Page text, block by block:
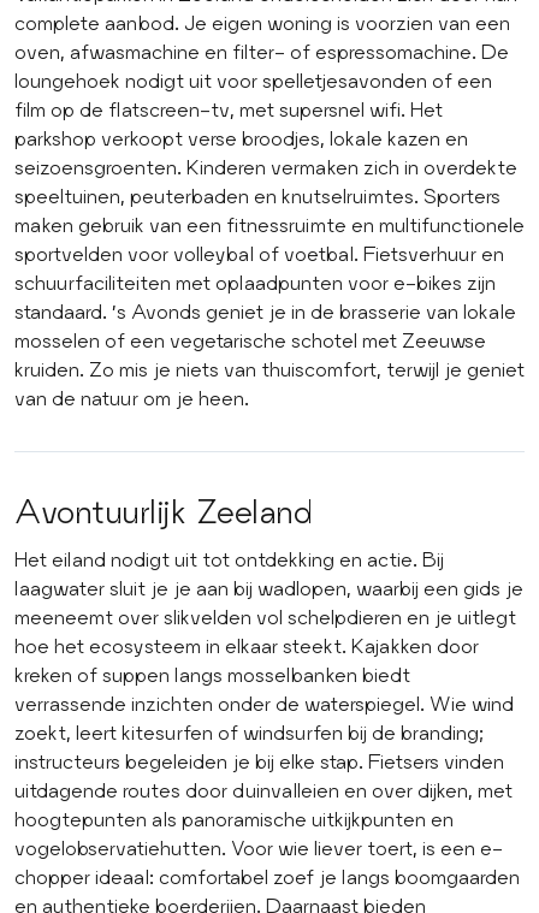
complete aanbod. Je eigen woning is voorzien van een
oven, afwasmachine en filter- of espressomachine. De
loungehoek nodigt uit voor spelletjesavonden of een
film op de flatscreen-tv, met supersnel wifi. Het
parkshop verkoopt verse broodjes, lokale kazen en
seizoensgroenten. Kinderen vermaken zich in overdekte
speeltuinen, peuterbaden en knutselruimtes. Sporters
maken gebruik van een fitnessruimte en multifunctionele
sportvelden voor volleybal of voetbal. Fietsverhuur en
schuurfaciliteiten met oplaadpunten voor e-bikes zijn
standaard. ’s Avonds geniet je in de brasserie van lokale
mosselen of een vegetarische schotel met Zeeuwse
kruiden. Zo mis je niets van thuiscomfort, terwijl je geniet
van de natuur om je heen.
Avontuurlijk Zeeland
Het eiland nodigt uit tot ontdekking en actie. Bij
laagwater sluit je je aan bij wadlopen, waarbij een gids je
meeneemt over slikvelden vol schelpdieren en je uitlegt
hoe het ecosysteem in elkaar steekt. Kajakken door
kreken of suppen langs mosselbanken biedt
verrassende inzichten onder de waterspiegel. Wie wind
zoekt, leert kitesurfen of windsurfen bij de branding;
instructeurs begeleiden je bij elke stap. Fietsers vinden
uitdagende routes door duinvalleien en over dijken, met
hoogtepunten als panoramische uitkijkpunten en
vogelobservatiehutten. Voor wie liever toert, is een e-
chopper ideaal: comfortabel zoef je langs boomgaarden
en authentieke boerderijen. Daarnaast bieden